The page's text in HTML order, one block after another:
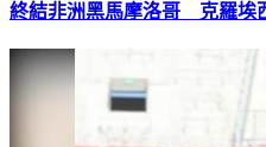
終結非洲黑馬摩洛哥 克羅埃